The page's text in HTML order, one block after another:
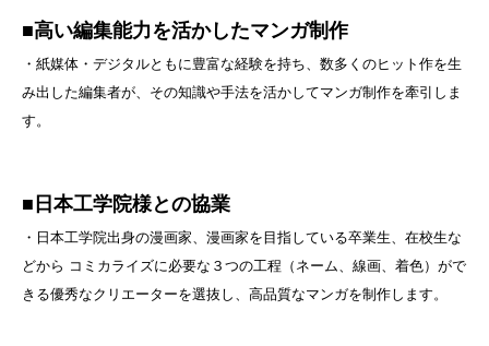
■高い編集能力を活かしたマンガ制作
・紙媒体・デジタルともに豊富な経験を持ち、数多くのヒット作を生
み出した編集者が、その知識や手法を活かしてマンガ制作を牽引しま
す。
■日本工学院様との協業
・ 日本工学院出身の漫画家、漫画家を目指している卒業生、在校生な
どから コミカライズに必要な３つの工程（ネーム、線画、着色）がで
きる優秀なクリエーターを選抜し、高品質なマンガを制作します。